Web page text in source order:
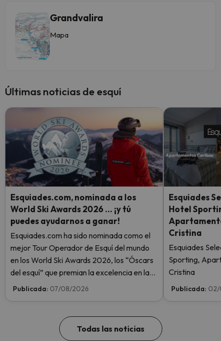
Grandvalira
Mapa
Últimas noticias de esquí
Esquiades.com, nominada a los
World Ski Awards 2026 … ¡y tú
puedes ayudarnos a ganar!
Esquiades.com ha sido nominada como el
mejor Tour Operador de Esquí del mundo
en los World Ski Awards 2026, los “Óscars
del esquí” que premian la excelencia en la
industria del esquí. ¡Vota ahora y ayúdanos
Publicada: 07/08/2026
Esquiades
Hotel
Cristina
Esquiades
Sporting,
Cristina
Publicada:
Todas las noticias